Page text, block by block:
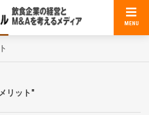
MENU
リット"